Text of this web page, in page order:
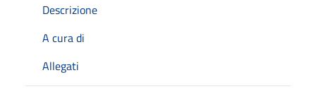
Descrizione
A cura di
Allegati